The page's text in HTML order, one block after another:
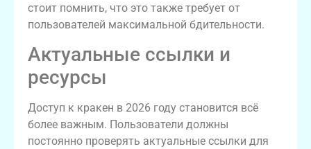
стоит помнить, что это также требует от
пользователей максимальной бдительности.
Актуальные ссылки и
ресурсы
Доступ к кракен в 2026 году становится всё
более важным. Пользователи должны
постоянно проверять актуальные ссылки для